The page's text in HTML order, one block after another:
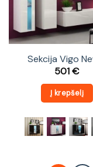
Sekcija Vigo
501€
Į krepšelį